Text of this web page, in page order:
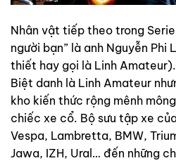
Nhân vật tiếp theo trong
người bạn” là anh Nguyễn Phi
thiết hay gọi là Linh Amateur).
Biệt danh là Linh Amateur
kho kiến thức rộng mênh
chiếc xe cổ. Bộ sưu tập xe
Vespa, Lambretta, BMW,
Jawa, IZH, Ural… đến những